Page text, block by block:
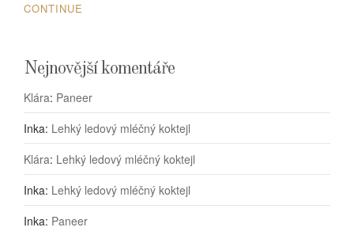
CONTINUE
Nejnovější komentáře
Klára: Paneer
Inka: Lehký ledový mléčný koktejl
Klára: Lehký ledový mléčný koktejl
Inka: Lehký ledový mléčný koktejl
Inka: Paneer